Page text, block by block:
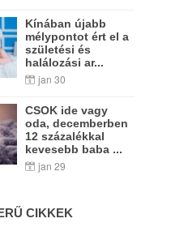
Kínában újabb
mélypontot ért el a
születési és
halálozási ar...
jan 30
CSOK ide vagy
oda, decemberben
12 százalékkal
kevesebb baba ...
jan 29
CIKKEK